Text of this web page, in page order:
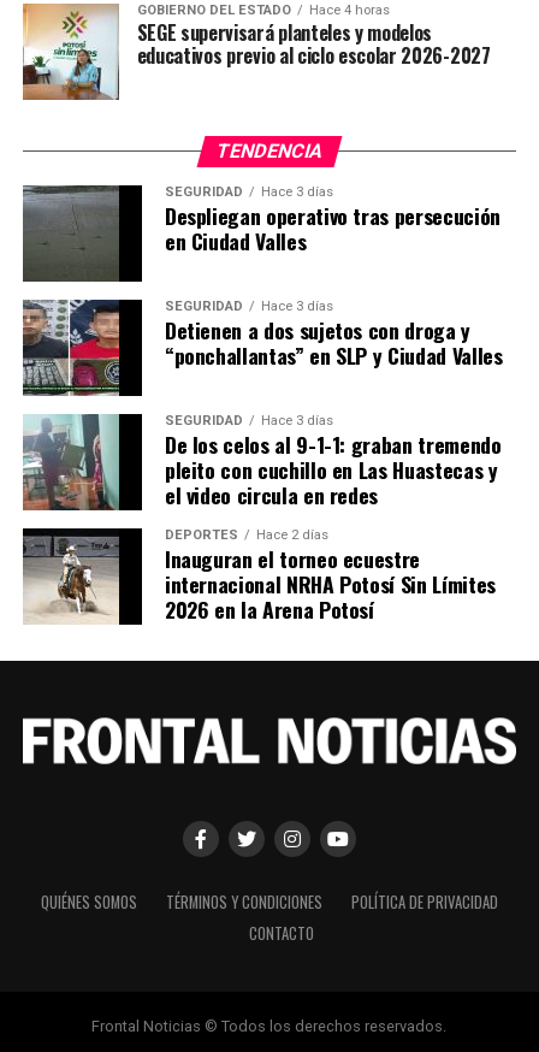
GOBIERNO DEL ESTADO Hace 4 horas
SEGE supervisará planteles y modelos
educativos previo al ciclo escolar 2026-2027
TENDENCIA
SEGURIDAD Hace 3 días
Despliegan operativo tras persecución
en Ciudad Valles
SEGURIDAD Hace 3 días
Detienen a dos sujetos con droga y
“ponchallantas” en SLP y Ciudad Valles
SEGURIDAD Hace 3 días
De los celos al 9-1-1: graban tremendo
pleito con cuchillo en Las Huastecas y
el video circula en redes
DEPORTES Hace 2 días
Inauguran el torneo ecuestre
internacional NRHA Potosí Sin Límites
2026 en la Arena Potosí
QUIÉNES SOMOS TÉRMINOS Y CONDICIONES
POLÍTICA DE PRIVACIDAD
CONTACTO
Frontal Noticias © Todos los derechos reservados.